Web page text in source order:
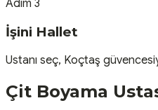
Adım 3
İşini Hallet
Ustanı seç, Koçtaş
Çit Boyama